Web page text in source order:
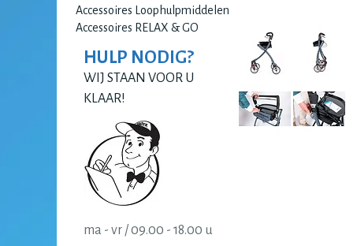
Accessoires Loophulpmiddelen
Accessoires RELAX & GO
HULP NODIG?
WIJ STAAN VOOR U
KLAAR!
ma - vr / 09.00 - 18.00 u